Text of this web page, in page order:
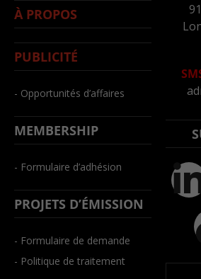
À PROPOS
PUBLICITÉ
- Opportunités d’affaires
MEMBERSHIP
- Formulaire d’adhésion
PROJETS D’ÉMISSION
- Formulaire de demande
- Politique de traitement